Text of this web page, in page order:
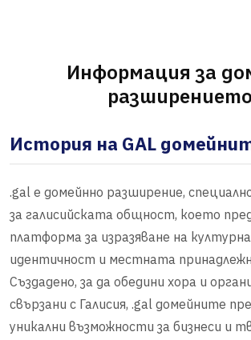
Информация за
разширението
История на GAL
.gal е домейнно разширение,
за галисийската общност, което
платформа за изразяване на
идентичност и местната
Създадено, за да обедини хора и
свързани с Галисия, .gal домейните
уникални възможности за бизнеси и